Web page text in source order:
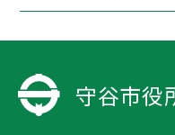
守谷市役